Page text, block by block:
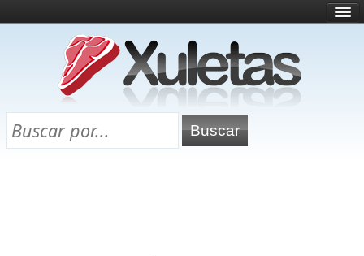
¿Qué es esto?
Directorio
Chuletas para exámenes